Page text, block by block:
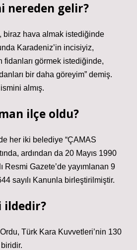
nereden gelir?
biraz hava almak istediğinde
Karadeniz’in incisiyiz,
fidanları görmek istediğinde,
bir daha göreyim” demiş.
almış.
ilçe oldu?
her iki belediye “ÇAMAS
ardından da 20 Mayıs 1990
Resmi Gazete’de yayımlanan 9
sayılı Kanunla birleştirilmiştir.
ildedir?
Türk Kara Kuvvetleri’nin 130